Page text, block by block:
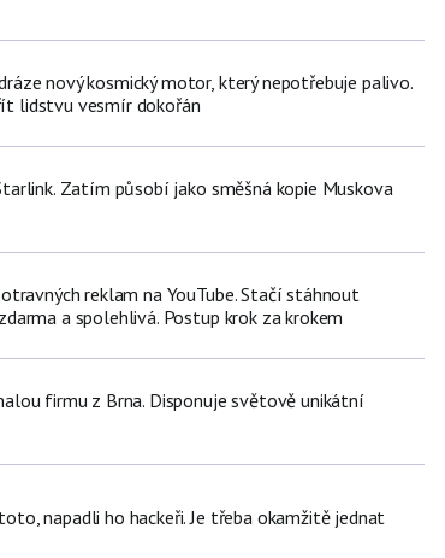
nový kosmický motor, který nepotřebuje palivo.
lidstvu vesmír dokořán
Zatím působí jako směšná kopie Muskova
reklam na YouTube. Stačí stáhnout
a spolehlivá. Postup krok za krokem
firmu z Brna. Disponuje světově unikátní
napadli ho hackeři. Je třeba okamžitě jednat